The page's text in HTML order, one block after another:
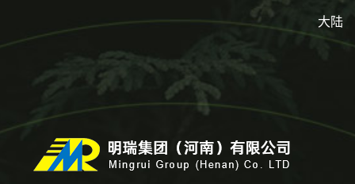
大陆